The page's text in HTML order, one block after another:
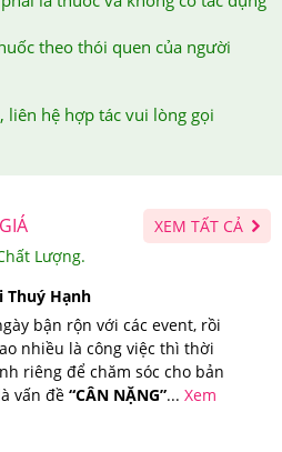
Perfect USA Giá Bao
Đảm Bảo?
Toàn, New Perfect USA có
cung cấp các dòng sản phẩm
chăm sóc sức khỏe cao cấp,
rõ ràng. Do vậy, đây được
và là nơi mua sắm, làm đẹp,
của tất cả mọi người.
Perfect USA Ở Đâu Đảm
theo thói quen của người
liên hệ hợp tác vui lòng gọi
Lượng.
XEM TẤT CẢ
Thuý Hạnh
bận rộn với các event, rồi
nhiều là công việc thì thời
riêng để chăm sóc cho bản
vấn đề “CÂN NẶNG”... Xem